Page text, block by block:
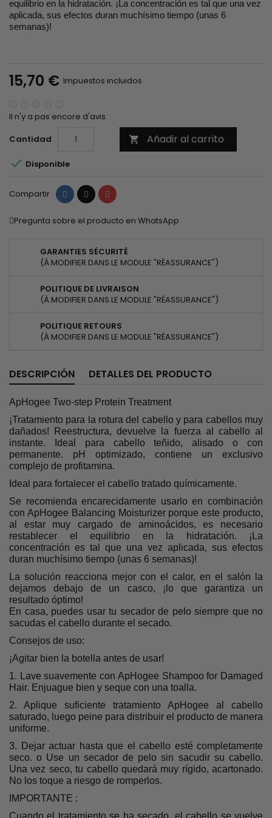
equilibrio en la hidratación. ¡La concentración es tal que una vez
aplicada, sus efectos duran muchísimo tiempo (unas 6
semanas)!
15,70 € Impuestos incluidos
Il n'y a pas encore d'avis.
Cantidad
 Añadir al carrito
 Disponible
Compartir Compartir
TuitearPinterest
Pregunta sobre el producto en WhatsApp
GARANTIES SÉCURITÉ
(À MODIFIER DANS LE MODULE "RÉASSURANCE")
POLITIQUE DE LIVRAISON
(À MODIFIER DANS LE MODULE "RÉASSURANCE")
POLITIQUE RETOURS
(À MODIFIER DANS LE MODULE "RÉASSURANCE")
DESCRIPCIÓN DETALLES DEL PRODUCTO
ApHogee Two-step Protein Treatment
¡Tratamiento para la rotura del cabello y para cabellos muy
dañados! Reestructura, devuelve la fuerza al cabello al
instante. Ideal para cabello teñido, alisado o con
permanente. pH optimizado, contiene un exclusivo
complejo de profitamina.
Ideal para fortalecer el cabello tratado químicamente.
Se recomienda encarecidamente usarlo en combinación
con ApHogee Balancing Moisturizer porque este producto,
al estar muy cargado de aminoácidos, es necesario
restablecer el equilibrio en la hidratación. ¡La
concentración es tal que una vez aplicada, sus efectos
duran muchísimo tiempo (unas 6 semanas)!
La solución reacciona mejor con el calor, en el salón la
dejamos debajo de un casco, ¡lo que garantiza un
resultado óptimo!
En casa, puedes usar tu secador de pelo siempre que no
sacudas el cabello durante el secado.
Consejos de uso:
¡Agitar bien la botella antes de usar!
1. Lave suavemente con ApHogee Shampoo for Damaged
Hair. Enjuague bien y seque con una toalla.
2. Aplique suficiente tratamiento ApHogee al cabello
saturado, luego peine para distribuir el producto de manera
uniforme.
3. Dejar actuar hasta que el cabello esté completamente
seco. o Use un secador de pelo sin sacudir su cabello.
Una vez seco, tu cabello quedará muy rígido, acartonado.
No los toque a riesgo de romperlos.
IMPORTANTE :
Cuando el tratamiento se ha secado, el cabello se vuelve